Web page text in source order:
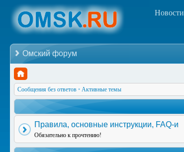
Новости
Омский форум
Сообщения без ответов • Активные темы
Правила, основные инструкции, FAQ-и
Обязательно к прочтению!